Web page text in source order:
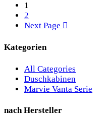
1
2
Next Page
Kategorien
All Categories
Duschkabinen
Marvie Vanta Serie
nach Hersteller